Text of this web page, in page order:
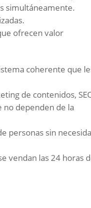
simultáneamente.
ofrecen valor
coherente que
de contenidos,
no dependen de la
personas sin
vendan las 24 horas